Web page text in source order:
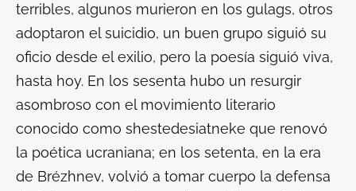
terribles, algunos murieron en los gulags, otros
adoptaron el suicidio, un buen grupo siguió su
oficio desde el exilio, pero la poesía siguió viva,
hasta hoy. En los sesenta hubo un resurgir
asombroso con el movimiento literario
conocido como shestedesiatneke que renovó
la poética ucraniana; en los setenta, en la era
de Brézhnev, volvió a tomar cuerpo la defensa